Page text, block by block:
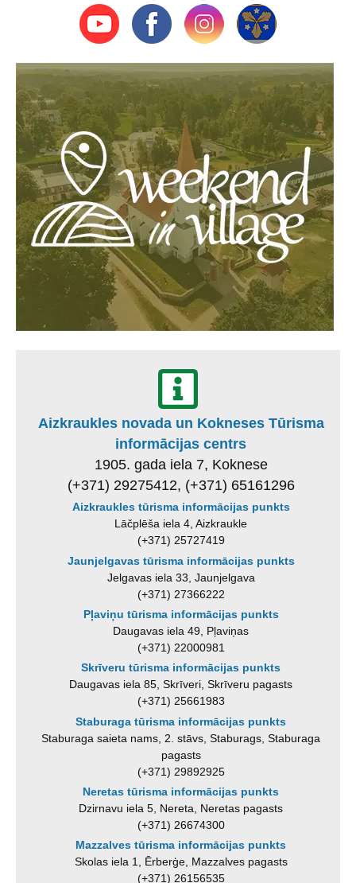
Aizkraukles novada un Kokneses Tūrisma
informācijas centrs
1905. gada iela 7, Koknese
(+371) 29275412, (+371) 65161296
Aizkraukles tūrisma informācijas punkts
Lāčplēša iela 4, Aizkraukle
(+371) 25727419
Jaunjelgavas tūrisma informācijas punkts
Jelgavas iela 33, Jaunjelgava
(+371) 27366222
Pļaviņu tūrisma informācijas punkts
Daugavas iela 49, Pļaviņas
(+371) 22000981
Skrīveru tūrisma informācijas punkts
Daugavas iela 85, Skrīveri, Skrīveru pagasts
(+371) 25661983
Staburaga tūrisma informācijas punkts
Staburaga saieta nams, 2. stāvs, Staburags, Staburaga
pagasts
(+371) 29892925
Neretas tūrisma informācijas punkts
Dzirnavu iela 5, Nereta, Neretas pagasts
(+371) 26674300
Mazzalves tūrisma informācijas punkts
Skolas iela 1, Ērberģe, Mazzalves pagasts
(+371) 26156535